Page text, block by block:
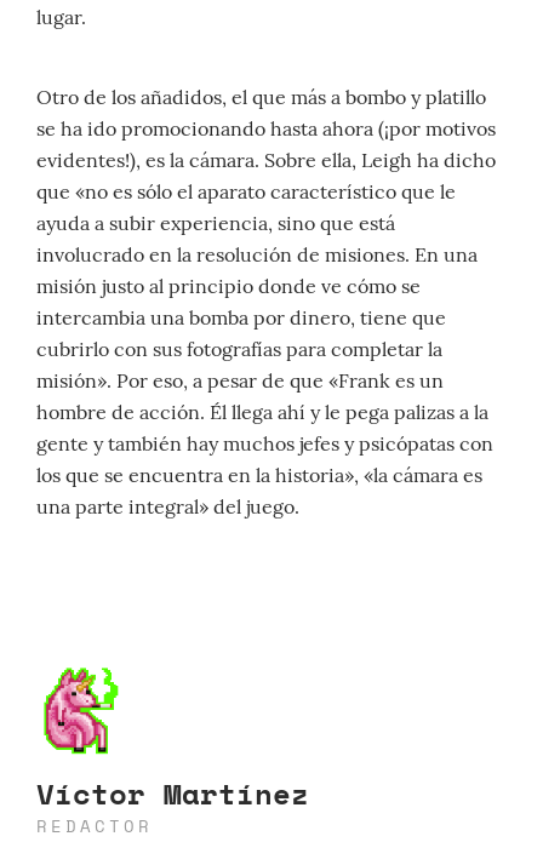
lugar.
Otro de los añadidos, el que más a bombo y platillo
se ha ido promocionando hasta ahora (¡por motivos
evidentes!), es la cámara. Sobre ella, Leigh ha dicho
que «no es sólo el aparato característico que le
ayuda a subir experiencia, sino que está
involucrado en la resolución de misiones. En una
misión justo al principio donde ve cómo se
intercambia una bomba por dinero, tiene que
cubrirlo con sus fotografías para completar la
misión». Por eso, a pesar de que «Frank es un
hombre de acción. Él llega ahí y le pega palizas a la
gente y también hay muchos jefes y psicópatas con
los que se encuentra en la historia», «la cámara es
una parte integral» del juego.
Víctor Martínez
REDACTOR